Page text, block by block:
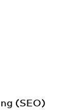
(SEO)